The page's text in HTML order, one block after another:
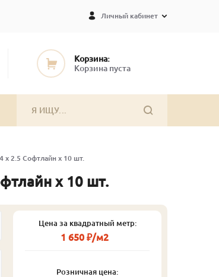
Личный кабинет
Корзина:
Корзина пуста
x 2.5 Софтлайн x 10 шт.
x 10 шт.
Цена за квадратный метр:
1 650 ₽/м2
Розничная цена: